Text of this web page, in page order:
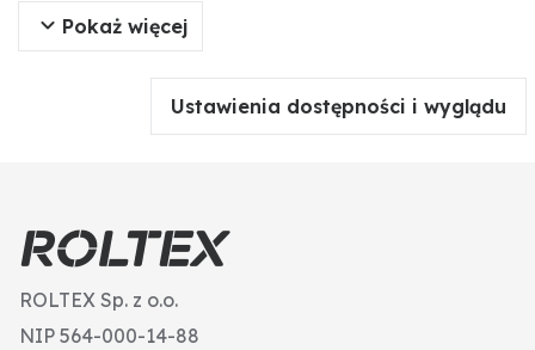
Typ: rękawice jednorazowe
Pokaż więcej
Ustawienia dostępności i wyglądu
ROLTEX Sp. z o.o.
NIP 564-000-14-88